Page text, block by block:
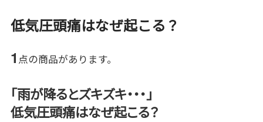
低気圧頭痛はなぜ起こる？
1 点の商品があります。
「雨が降るとズキズキ・・・」
低気圧頭痛はなぜ起こる？